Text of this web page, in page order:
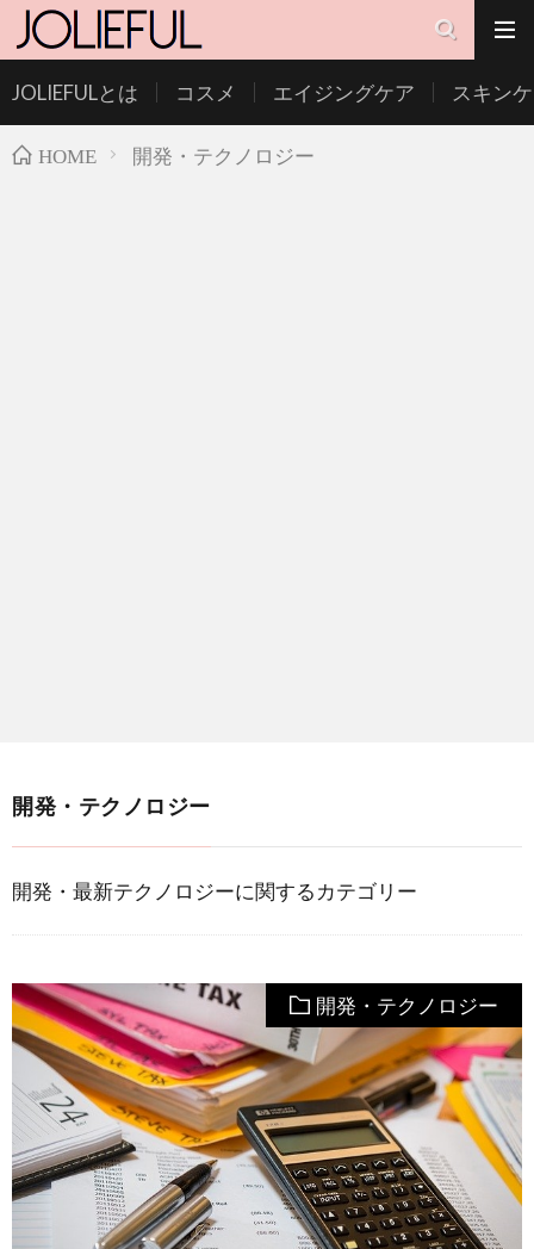
JOLIEFULとは コスメ エイジングケア スキン
HOME 開発・テクノロジー
開発・テクノロジー
開発・最新テクノロジーに関するカテゴリー
開発・テクノロジー